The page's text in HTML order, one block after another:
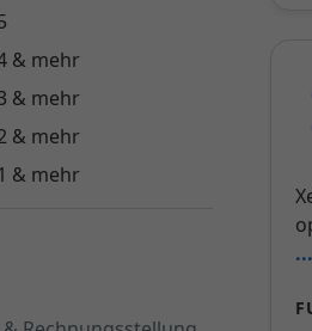
& mehr
& mehr
& mehr
& mehr